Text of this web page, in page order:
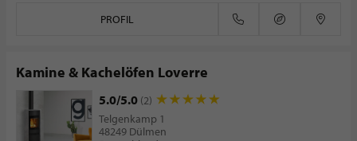
PROFIL
Kamine & Kachelöfen Loverre
5.0/5.0 (2)
Telgenkamp 1
48249 Dülmen